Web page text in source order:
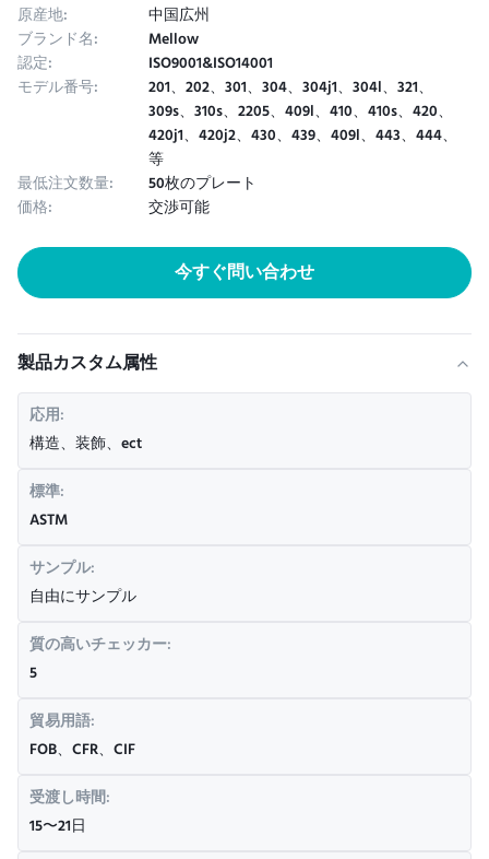
原産地:
中国広州
ブランド名: Mellow
認定: ISO9001&ISO14001
モデル番号: 201、202、301、304、304j1、304l、321、
309s、310s、2205、409l、410、410s、420、
420j1、420j2、430、439、409l、443、444、
等
最低注文数量: 50枚のプレート
価格: 交渉可能
今すぐ問い合わせ
製品カスタム属性
応用:
構造、装飾、ect
標準:
ASTM
サンプル:
自由にサンプル
質の高いチェッカー:
5
貿易用語:
FOB、CFR、CIF
受渡し時間:
15〜21日